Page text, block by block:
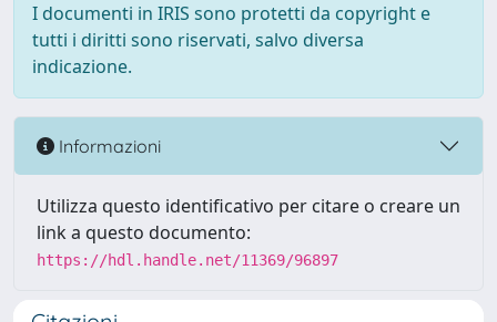
I documenti in IRIS sono protetti da copyright e
tutti i diritti sono riservati, salvo diversa
indicazione.
Informazioni
Utilizza questo identificativo per citare o creare un
link a questo documento:
https://hdl.handle.net/11369/96897